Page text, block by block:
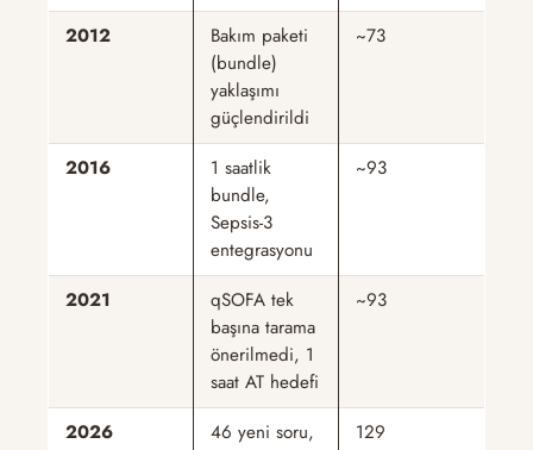
2012
Bakım paketi
(bundle)
yaklaşımı
güçlendirildi
~73
2016
1 saatlik
bundle,
Sepsis-3
entegrasyonu
~93
2021
qSOFA tek
başına tarama
önerilmedi, 1
saat AT hedefi
~93
2026
46 yeni soru,
129